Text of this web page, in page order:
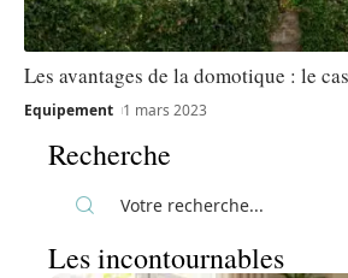
Les avantages de la domotique : le
Equipement 1 mars 2023
Recherche
Les incontournables